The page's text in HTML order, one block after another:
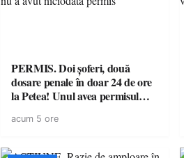
PERMIS. Doi șoferi, două
dosare penale în doar 24 de ore
la Petea! Unul avea permisul
niciodată permis
acum 5 ore